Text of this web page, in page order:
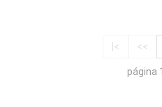
|< <<
página